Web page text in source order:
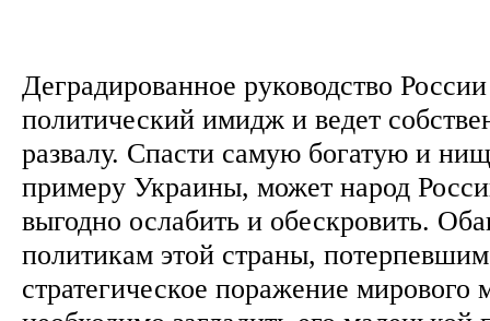
Деградированное руководство
политический имидж и ведет
развалу. Спасти самую богатую и
примеру Украины, может народ
выгодно ослабить и обескровить.
политикам этой страны,
стратегическое поражение мирового